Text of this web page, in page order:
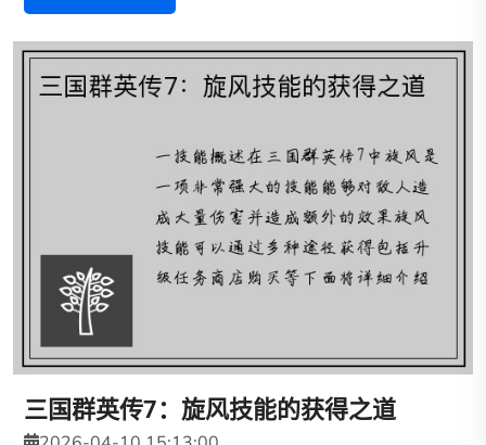
三国群英传7：旋风技能的获得之道